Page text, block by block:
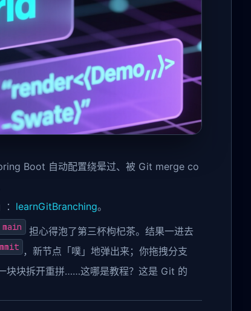
Boot 自动配置绕晕过、被 Git merge co
learnGitBranching。
担心得泡了第三杯枸杞茶。结果一进去
，新节点「噗」地弹出来；你拖拽分支
块块拆开重拼……这哪是教程？这是 Git 的